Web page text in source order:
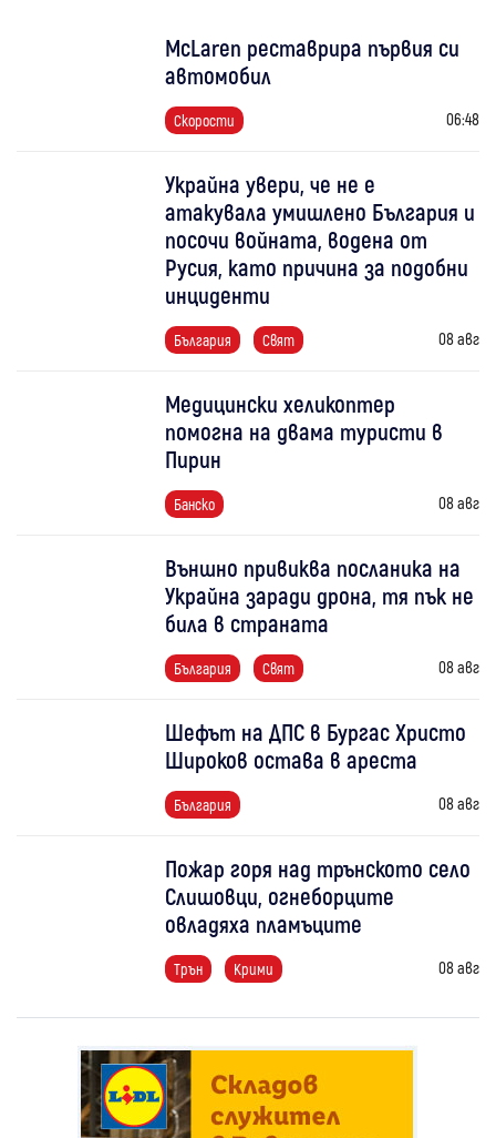
McLaren реставрира първия си
автомобил
Скорости 06:48
Украйна увери, че не е
атакувала умишлено България и
посочи войната, водена от
Русия, като причина за подобни
инциденти
България Свят 08 авг
Медицински хеликоптер
помогна на двама туристи в
Пирин
Банско 08 авг
Външно привиква посланика на
Украйна заради дрона, тя пък не
била в страната
България Свят 08 авг
Шефът на ДПС в Бургас Христо
Широков остава в ареста
България 08 авг
Пожар горя над трънското село
Слишовци, огнеборците
овладяха пламъците
Трън Крими 08 авг